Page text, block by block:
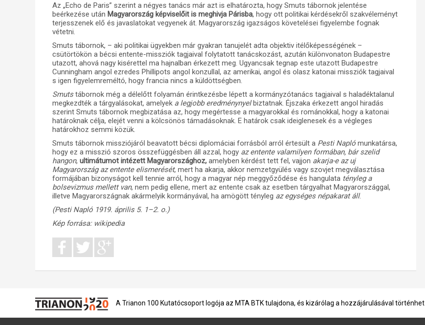
Az „Echo de Paris” szerint a négyes tanács már azt is elhatározta, hogy Smuts tábornok jelentése
beérkezése után Magyarország képviselőit is meghivja Párisba, hogy ott politikai kérdésekről szakvéleményt
terjesszenek elő és javaslatokat vegyenek át. Magyarország igazságos követelései figyelembe fognak
vétetni.
Smuts tábornok, – aki politikai ügyekben már gyakran tanujelét adta objektiv itélőképességének –
csütörtökön a bécsi entente-missziók tagjaival folytatott tanácskozást, azután különvonaton Budapestre
utazott, ahová nagy kisérettel ma hajnalban érkezett meg. Ugyancsak tegnap este utazott Budapestre
Cunningham angol ezredes Phillipots angol konzullal, az amerikai, angol és olasz katonai missziók tagjaival
s igen figyelemreméltó, hogy francia nincs a küldöttségben.
Smutstábornok még a délelőtt folyamán érintkezésbe lépett a kormányzótanács tagjaival s haladéktalanul
megkezdték a tárgyalásokat, amelyek a legjobb eredménynyelbiztatnak. Éjszaka érkezett angol hiradás
szerint Smuts tábornok megbizatása az, hogy megértesse a magyarokkal és románokkal, hogy a katonai
határoknak célja, elejét venni a kölcsönös támadásoknak. E határok csak ideiglenesek és a végleges
határokhoz semmi közük.
Smuts tábornok missziójáról beavatott bécsi diplomáciai forrásból arról értesült a Pesti Napló munkatársa,
hogy ez a misszió szoros összefüggésben áll azzal, hogy az entente valamilyen formában, bár szelid
hangon, ultimátumot intézett Magyarországhoz, amelyben kérdést tett fel, vajjon akarja-e az uj
Magyarország az entente elismerését, mert ha akarja, akkor nemzetgyülés vagy szovjet megválasztása
formájában bizonyságot kell tennie arról, hogy a magyar nép meggyőződése és hangulata tényleg a
bolsevizmus mellett van, nem pedig ellene, mert az entente csak az esetben tárgyalhat Magyarországgal,
illetve Magyarországnak akármelyik kormányával, ha amögött tényleg az egységes népakarat áll.
(Pesti Napló 1919. április 5. 1–2. o.)
Kép forrása: wikipedia
A Trianon 100 Kutatócsoport logója az MTA BTK tulajdona, és kizárólag a hozzájárulásával